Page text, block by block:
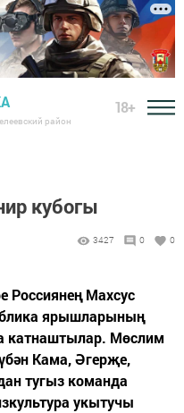
район
18+
кубогы
3427 0 0
Россиянең Махсус
ярышларының
катнаштылар. Мөслим
Кама, Әгерҗе,
тугыз команда
укытучы